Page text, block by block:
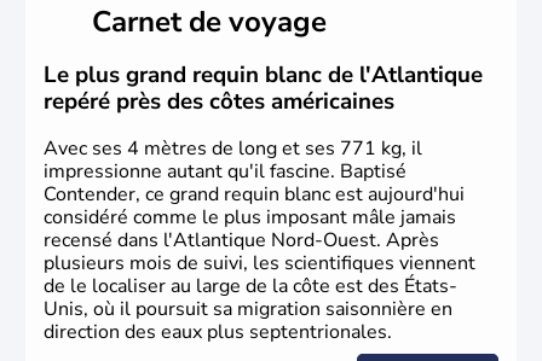
Plusieurs populations se sont succédées avant l'arrivée
des européens, suite à la découverte du continent par
Christophe Colomb en 1492. Les 13 colonies
britanniques proclament la Déclaration d'indépendance
en 1776 et adoptent leur première constitution en 1787.
La conquête de l'Ouest marque ensuite l'entrée dans une
phase de développement intense.
Carnet de voyage
Le plus grand requin blanc de l'Atlantique
repéré près des côtes américaines
Avec ses 4 mètres de long et ses 771 kg, il
impressionne autant qu'il fascine. Baptisé
Contender, ce grand requin blanc est aujourd'hui
considéré comme le plus imposant mâle jamais
recensé dans l'Atlantique Nord-Ouest. Après
plusieurs mois de suivi, les scientifiques viennent
de le localiser au large de la côte est des États-
Unis, où il poursuit sa migration saisonnière en
direction des eaux plus septentrionales.